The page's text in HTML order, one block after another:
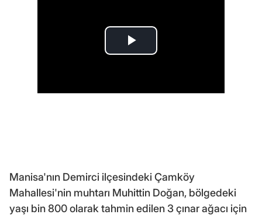
Manisa'nın Demirci ilçesindeki Çamköy
Mahallesi'nin muhtarı Muhittin Doğan, bölgedeki
yaşı bin 800 olarak tahmin edilen 3 çınar ağacı için